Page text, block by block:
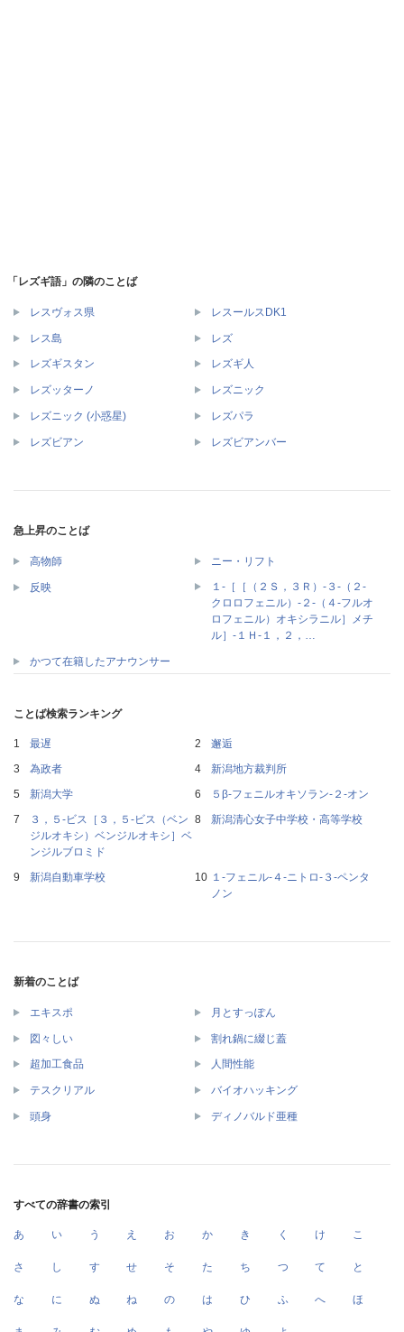
「レズギ語」の隣のことば
レスヴォス県 レスールスDK1
レス島 レズ
レズギスタン レズギ人
レズッターノ レズニック
レズニック (小惑星) レズパラ
レズビアン レズビアンバー
急上昇のことば
高物師 ニー・リフト
反映
１‐［［（２Ｓ，３Ｒ）‐３‐（２‐
クロロフェニル）‐２‐（４‐フルオ
ロフェニル）オキシラニル］メチ
ル］‐１Ｈ‐１，２，…
かつて在籍したアナウンサー
ことば検索ランキング
最遅
邂逅
為政者
新潟地方裁判所
新潟大学
５β‐フェニルオキソラン‐２‐オン
３，５‐ビス［３，５‐ビス（ベン
ジルオキシ）ベンジルオキシ］ベ
ンジルブロミド
新潟清心女子中学校・高等学校
新潟自動車学校
１‐フェニル‐４‐ニトロ‐３‐ペンタ
ノン
新着のことば
エキスポ 月とすっぽん
図々しい 割れ鍋に綴じ蓋
超加工食品 人間性能
テスクリアル バイオハッキング
頭身 ディノバルド亜種
すべての辞書の索引
あ い う え お か き く け こ
さ し す せ そ た ち つ て と
な に ぬ ね の は ひ ふ へ ほ